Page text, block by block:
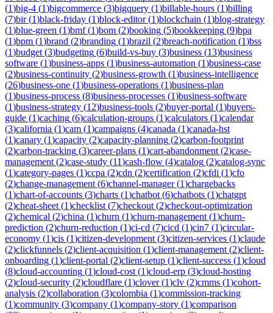
(1)big-4 (1)bigcommerce (3)bigquery (1)billable-hours (1)billing
(7)bir(1)black-friday (1)block-editor(1)blockchain (1)blog-strategy
(1)blue-green (1)bmf(1)bom (2)booking (5)bookkeeping (9)bpa
(1)bpm (1)brand (2)branding (1)brazil (2)breach-notification (1)bss
(1)budget (3)budgeting (6)build-vs-buy (3)business (13)business
software (1)business-apps (1)business-automation (1)business-case
(2)business-continuity (2)business-growth (1)business-intelligence
(26)business-one (1)business-operations (1)business-plan
(1)business-process (8)business-processes (1)business-software
(1)business-strategy (12)business-tools (2)buyer-portal (1)buyers-
guide (1)caching (6)calculation-groups (1)calculators (1)calendar
(3)california (1)cam (1)campaigns (4)canada (1)canada-hst
(1)canary (1)capacity (2)capacity-planning (2)carbon-footprint
(2)carbon-tracking (3)career-plans (1)cart-abandonment (2)case-
management (2)case-study (11)cash-flow (4)catalog (2)catalog-sync
(1)category-pages (1)ccpa (2)cdn (2)certification (2)cfdi (1)cfo
(2)change-management (6)channel-manager(1)chargebacks
(1)chart-of-accounts (3)charts (1)chatbot (6)chatbots (1)chatgpt
(2)cheat-sheet (1)checklist (7)checkout (2)checkout-optimization
(2)chemical (2)china (1)churn (1)churn-management (1)churn-
prediction (2)churn-reduction (1)ci-cd (7)cicd (1)cin7 (1)circular-
economy (1)cis (1)citizen-development (3)citizen-services (1)claude
(2)clickfunnels (2)client-acquisition (1)client-management (2)client-
onboarding (1)client-portal (2)client-setup (1)client-success (1)cloud
(8)cloud-accounting (1)cloud-cost (1)cloud-erp (3)cloud-hosting
(2)cloud-security (2)cloudflare (1)clover(1)clv (2)cmms (1)cohort-
analysis (2)collaboration (3)colombia (1)commission-tracking
(1)community (3)company (1)company-story (1)comparison